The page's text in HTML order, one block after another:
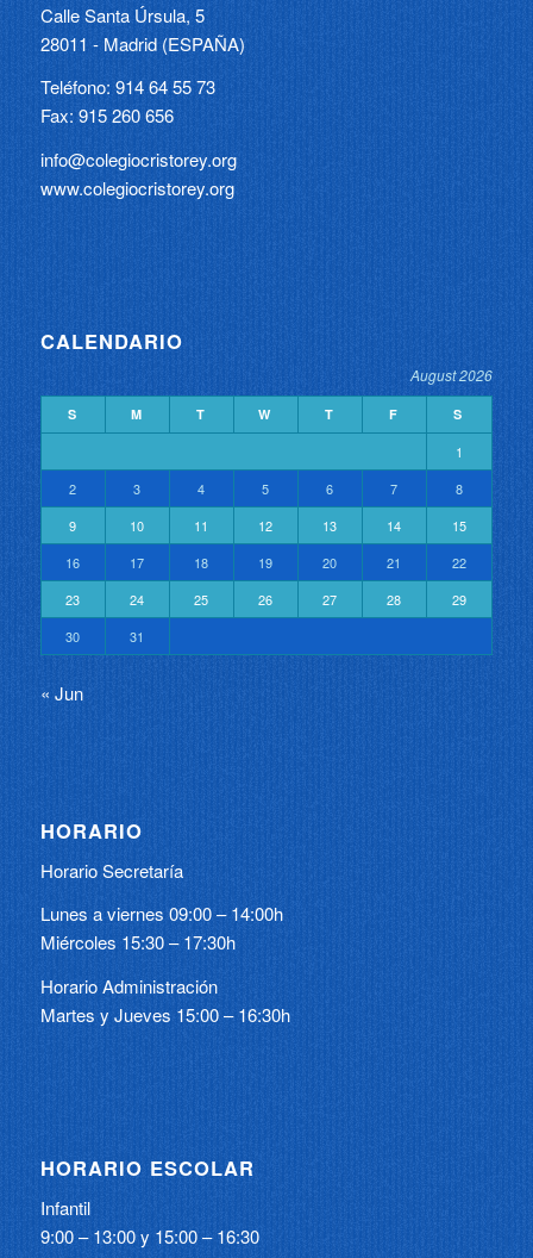
Calle Santa Úrsula, 5
28011 - Madrid (ESPAÑA)
Teléfono: 914 64 55 73
Fax: 915 260 656
info@colegiocristorey.org
www.colegiocristorey.org
CALENDARIO
August 2026
S M T W T F S
1
2
3 4 5 6 7
8
9
10 11 12 13 14
15
16
17 18 19 20 21
22
23
24 25 26 27 28
29
30
31
« Jun
HORARIO
Horario Secretaría
Lunes a viernes 09:00 – 14:00h
Miércoles 15:30 – 17:30h
Horario Administración
Martes y Jueves 15:00 – 16:30h
HORARIO ESCOLAR
Infantil
9:00 – 13:00 y 15:00 – 16:30